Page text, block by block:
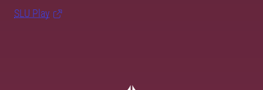
SLU Play